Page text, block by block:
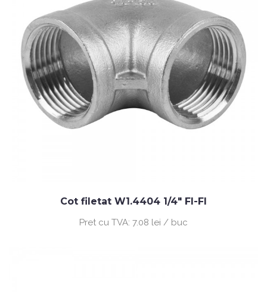
Cot filetat W1.4404 1/4" FI-FI
Pret cu TVA: 7.08 lei / buc